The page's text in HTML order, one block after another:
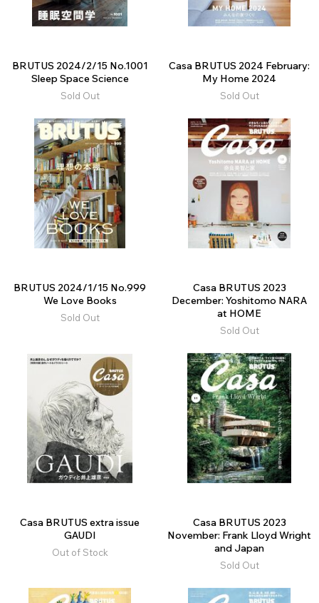
BRUTUS 2024/2/15 No.1001
Sleep Space Science
Sold Out
Casa BRUTUS 2024 February:
My Home 2024
Sold Out
BRUTUS 2024/1/15 No.999
We Love Books
Sold Out
Casa BRUTUS 2023
December: Yoshitomo NARA
at HOME
Sold Out
Casa BRUTUS extra issue
GAUDI
Out of Stock
Casa BRUTUS 2023
November: Frank Lloyd Wright
and Japan
Sold Out